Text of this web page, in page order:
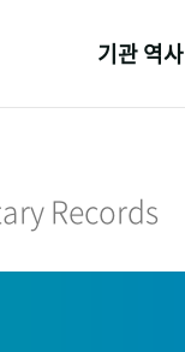
기관 역사
기관 변천사
Records